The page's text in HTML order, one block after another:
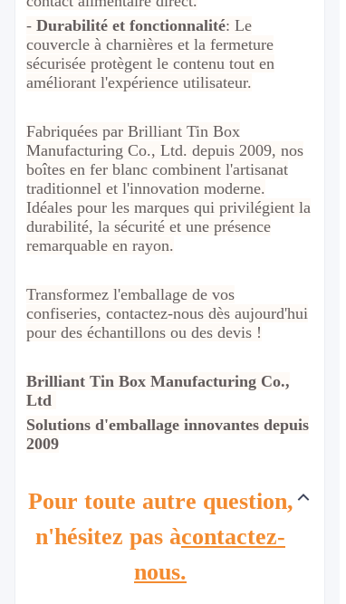
- Durabilité et fonctionnalité: Le
couvercle à charnières et la fermeture
sécurisée protègent le contenu tout en
améliorant l'expérience utilisateur.
Fabriquées par Brilliant Tin Box
Manufacturing Co., Ltd. depuis 2009, nos
boîtes en fer blanc combinent l'artisanat
traditionnel et l'innovation moderne.
Idéales pour les marques qui privilégient la
durabilité, la sécurité et une présence
remarquable en rayon.
Transformez l'emballage de vos
confiseries, contactez-nous dès aujourd'hui
pour des échantillons ou des devis !
Brilliant Tin Box Manufacturing Co.,
Ltd
Solutions d'emballage innovantes depuis
2009
Pour toute autre question,
n'hésitez pas àcontactez-
nous.